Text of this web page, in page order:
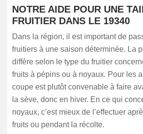
NOTRE AIDE POUR UNE
FRUITIER DANS LE 19340
Dans la région, il est important de
fruitiers à une saison déterminée. La
diffère selon le type du fruitier
fruits à pépins ou à noyaux. Pour les
coupe est plutôt convenable à faire
la sève, donc en hiver. En ce qui
noyaux, c’est mieux de l’effectuer
fruits ou pendant la récolte.